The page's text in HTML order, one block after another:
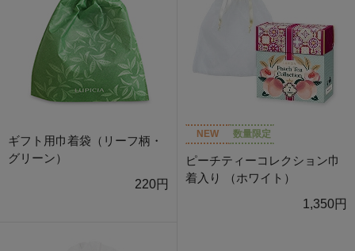
ギフト用巾着袋（リーフ柄・
グリーン）
220円
NEW 数量限定
ピーチティーコレクション巾
着入り （ホワイト）
1,350円